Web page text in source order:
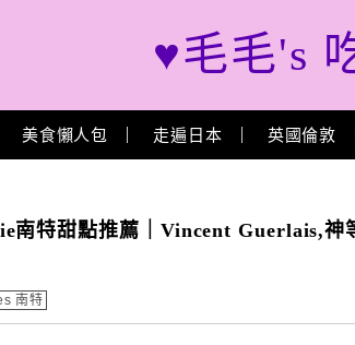
♥毛毛's
美食懶人包 走遍日本 英國倫敦
南特甜點推薦｜Vincent Guerlais,神
南特